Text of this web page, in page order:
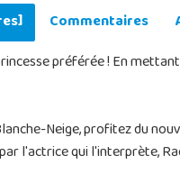
Commentaires
préférée ! En
Neige, profitez du
l'actrice qui l'interprète,